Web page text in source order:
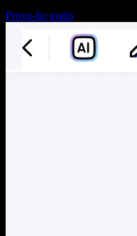
Prova-ho gratis